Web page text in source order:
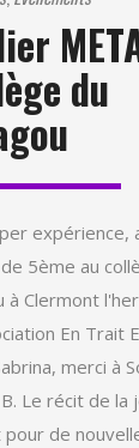
du
expérience,
5ème au
à Clermont
En Trait
merci à
Le récit de la
de